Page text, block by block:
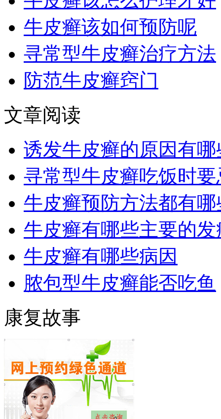
牛皮癣该如何预防呢
寻常型牛皮癣治疗方法
防范牛皮癣窍门
文章阅读
诱发牛皮癣的原因有哪
寻常型牛皮癣吃饭时
牛皮癣预防方法都有哪
牛皮癣有哪些主要的
牛皮癣有哪些病因
脓包型牛皮癣能否吃鱼
康复故事